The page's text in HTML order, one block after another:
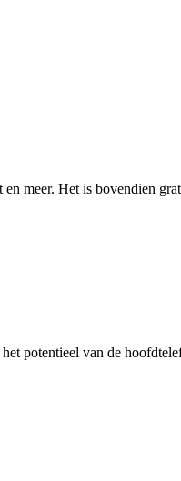
meer. Het is bovendien
potentieel van de